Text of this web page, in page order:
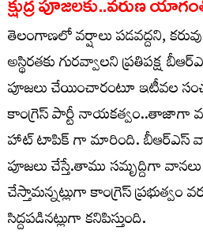
క్షుద్ర పూజలకు..వరుణ
తెలంగాణలో వర్షాలు పడవద్దని,
అస్థిరతకు గురవ్వాలని ప్రతిపక్ష
పూజలు చేయించారంటూ ఇటీవల
కాంగ్రెస్ పార్టీ నాయకత్వం..తాజాగా
హాట్ టాపిక్ గా మారింది. బీఆర్ఎస్
పూజలు చేస్తే.తాము సమృద్దిగా
చేస్తామన్నట్లుగా కాంగ్రెస్
సిద్దపడినట్లుగా కనిపిస్తుంది.